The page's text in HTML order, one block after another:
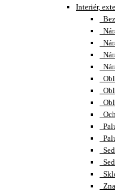
Interiér,